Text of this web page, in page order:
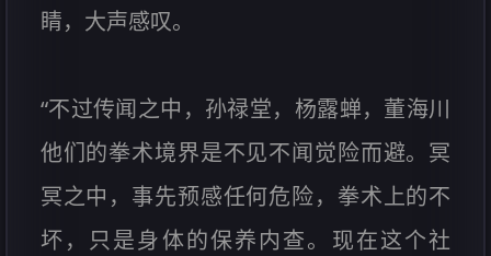
睛，大声感叹。
“不过传闻之中，孙禄堂，杨露蝉，董海川
他们的拳术境界是不见不闻觉险而避。冥
冥之中，事先预感任何危险，拳术上的不
坏，只是身体的保养内查。现在这个社